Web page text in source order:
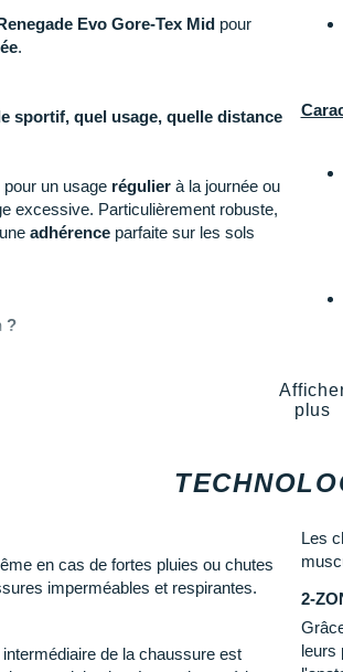
Evo Gore-Tex Mid pour
.
sportif, quel usage, quelle distance
un usage régulier à la journée ou
excessive. Particulièrement robuste,
adhérence parfaite sur les sols
?
?
en descente.
plus
en cas de fortes pluies ou chutes
imperméables et respirantes.
de la chaussure est
Les
2-
leurs